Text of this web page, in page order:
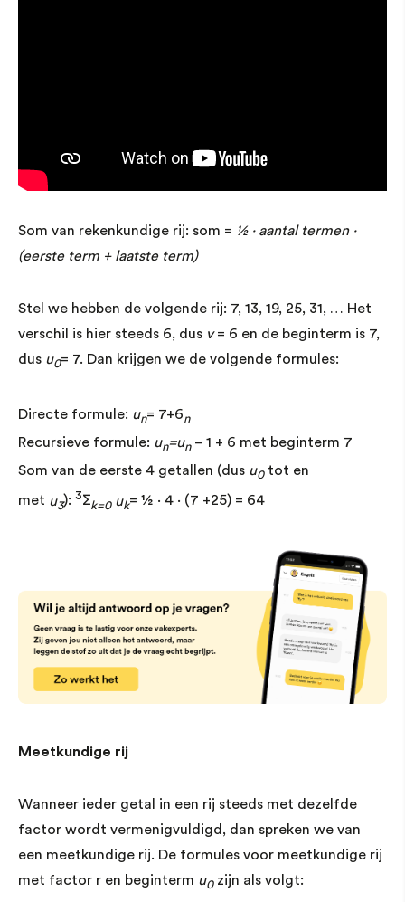
Som van rekenkundige rij: som = 1⁄2 · aantal termen ·
(eerste term + laatste term)
Stel we hebben de volgende rij: 7, 13, 19, 25, 31, … Het
verschil is hier steeds 6, dus v= 6 en de beginterm is 7,
dus u0= 7. Dan krijgen we de volgende formules:
Directe formule: un= 7+6n
Recursieve formule: un=un– 1 + 6 met beginterm 7
Som van de eerste 4 getallen (dus u0tot en
met u3): 3∑k=0 uk= 1⁄2 · 4 · (7 +25) = 64
Meetkundige rij
Wanneer ieder getal in een rij steeds met dezelfde
factor wordt vermenigvuldigd, dan spreken we van
een meetkundige rij. De formules voor meetkundige rij
met factor r en beginterm u0zijn als volgt: